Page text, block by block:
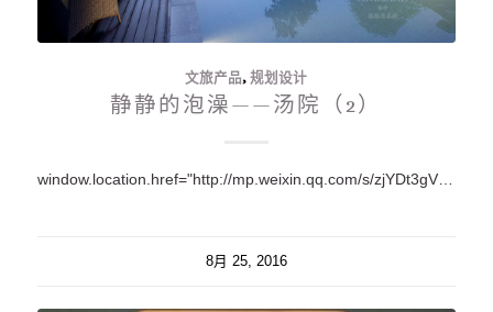
文旅产品,规划设计
静静的泡澡——汤院（2）
window.location.href="http://mp.weixin.qq.com/s/zjYDt3gVxJP4JqqHA88DzA";
8月 25, 2016